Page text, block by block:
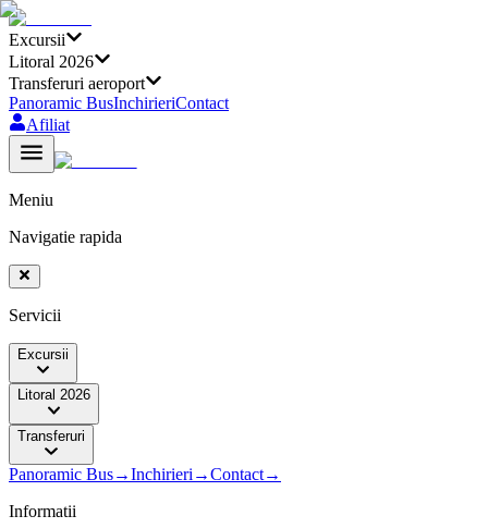
Excursii
Litoral 2026
Transferuri aeroport
Panoramic BusInchirieriContact
Afiliat
Meniu
Navigatie rapida
Servicii
Excursii
Litoral 2026
Transferuri
Panoramic Bus→Inchirieri →Contact→
Informatii